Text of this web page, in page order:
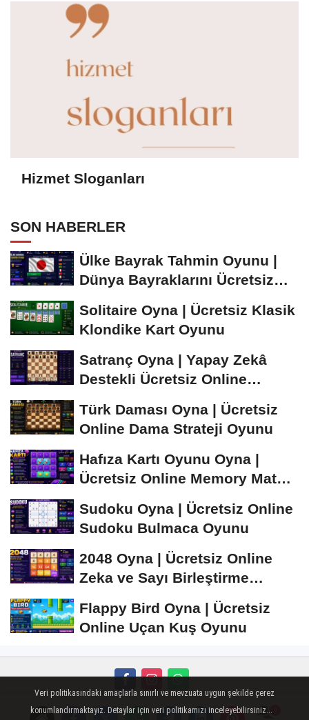
Hizmet Sloganları
SON HABERLER
Ülke Bayrak Tahmin Oyunu |
Dünya Bayraklarını Ücretsiz
Solitaire Oyna | Ücretsiz Klasik
Klondike Kart Oyunu
Satranç Oyna | Yapay Zekâ
Destekli Ücretsiz Online
Türk Daması Oyna | Ücretsiz
Online Dama Strateji Oyunu
Hafıza Kartı Oyunu Oyna |
Ücretsiz Online Memory Match
Sudoku Oyna | Ücretsiz Online
Sudoku Bulmaca Oyunu
2048 Oyna | Ücretsiz Online
Zeka ve Sayı Birleştirme
Flappy Bird Oyna | Ücretsiz
Online Uçan Kuş Oyunu
Künye İletişim Çerez Politikası Gizlilik İlkeleri
Veri politikasındaki amaçlarla sınırlı ve mevzuata uygun şekilde çerez
konumlandırmaktayız. Detaylar için veri politikamızı inceleyebilirsiniz...